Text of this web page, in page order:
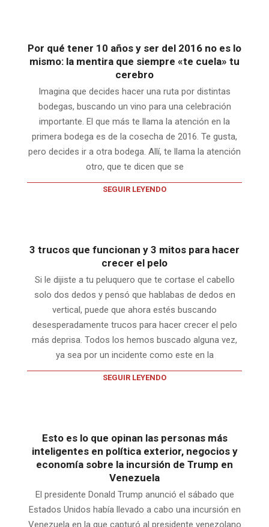
Por qué tener 10 años y ser del 2016 no es lo
mismo: la mentira que siempre «te cuela» tu
cerebro
Imagina que decides hacer una ruta por distintas
bodegas, buscando un vino para una celebración
importante. El que más te llama la atención en la
primera bodega es de la cosecha de 2016. Te gusta,
pero decides ir a otra bodega. Allí, te llama la atención
otro, que te dicen que se
SEGUIR LEYENDO
3 trucos que funcionan y 3 mitos para hacer
crecer el pelo
Si le dijiste a tu peluquero que te cortase el cabello
solo dos dedos y pensó que hablabas de dedos en
vertical, puede que ahora estés buscando
desesperadamente trucos para hacer crecer el pelo
más deprisa. Todos los hemos buscado alguna vez,
ya sea por un incidente como este en la
SEGUIR LEYENDO
Esto es lo que opinan las personas más
inteligentes en política exterior, negocios y
economía sobre la incursión de Trump en
Venezuela
El presidente Donald Trump anunció el sábado que
Estados Unidos había llevado a cabo una incursión en
Venezuela en la que capturó al presidente venezolano